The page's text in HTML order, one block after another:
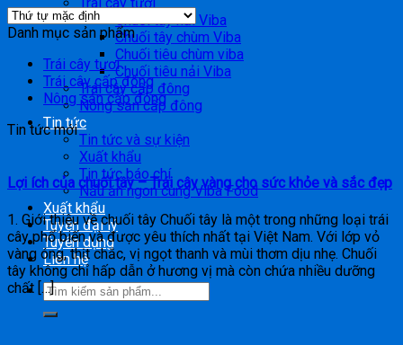
Chuối tây nải Viba
Chuối tây chùm Viba
Chuối tiêu chùm viba
Chuối tiêu nải Viba
Trái cây cấp đông
Nông sản cấp đông
Tin tức
Tin tức và sự kiện
Xuất khẩu
Tin tức báo chí
Nấu ăn ngon cùng Viba Food
Xuất khẩu
Tuyển đại lý
Tuyển dụng
Liên hệ
Danh mục sản phẩm
Trái cây tươi
Trái cây cấp đông
Nông sản cấp đông
Tin tức mới
Lợi ích của chuối tây – Trái cây vàng cho sức khỏe và sắc đẹp
1. Giới thiệu về chuối tây Chuối tây là một trong những loại trái
cây phổ biến và được yêu thích nhất tại Việt Nam. Với lớp vỏ
vàng óng, thịt chắc, vị ngọt thanh và mùi thơm dịu nhẹ. Chuối
tây không chỉ hấp dẫn ở hương vị mà còn chứa nhiều dưỡng
chất […]